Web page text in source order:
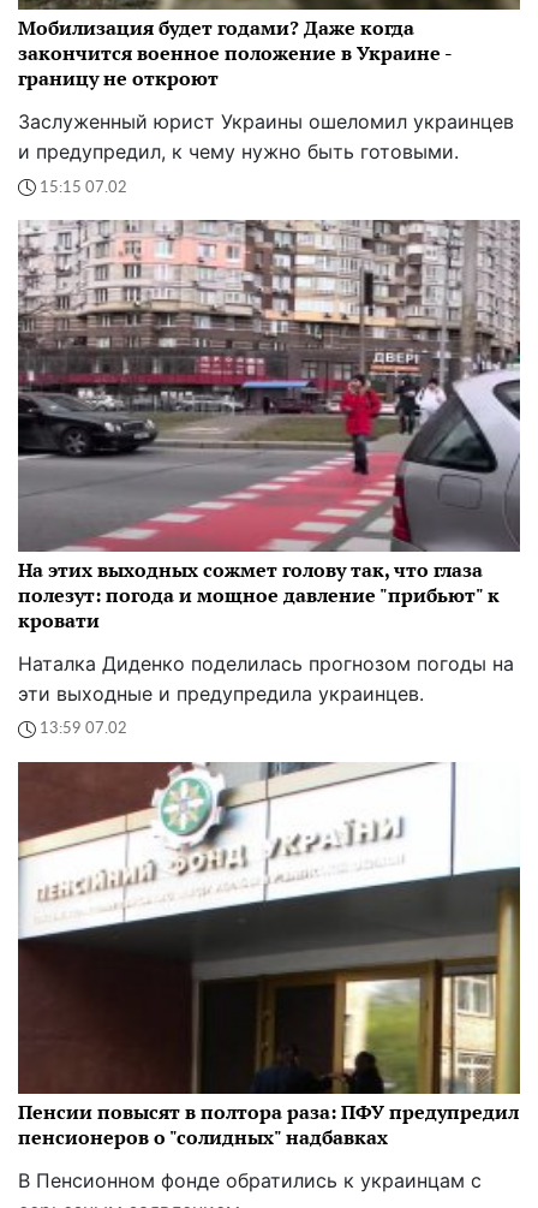
Мобилизация будет годами? Даже когда
закончится военное положение в Украине -
границу не откроют
Заслуженный юрист Украины ошеломил украинцев
и предупредил, к чему нужно быть готовыми.
15:15 07.02
На этих выходных сожмет голову так, что глаза
полезут: погода и мощное давление "прибьют" к
кровати
Наталка Диденко поделилась прогнозом погоды на
эти выходные и предупредила украинцев.
13:59 07.02
Пенсии повысят в полтора раза: ПФУ предупредил
пенсионеров о "солидных" надбавках
В Пенсионном фонде обратились к украинцам с